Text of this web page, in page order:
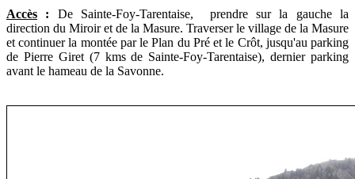
Accès : De Sainte-Foy-Tarentaise, prendre sur la gauche la
direction du Miroir et de la Masure. Traverser le village de la Masure
et continuer la montée par le Plan du Pré et le Crôt, jusqu'au parking
de Pierre Giret (7 kms de Sainte-Foy-Tarentaise), dernier parking
avant le hameau de la Savonne.